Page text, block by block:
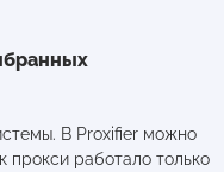
В Proxifier можно
прокси работало только